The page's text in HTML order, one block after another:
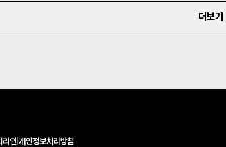
더보기
리인 개인정보처리방침